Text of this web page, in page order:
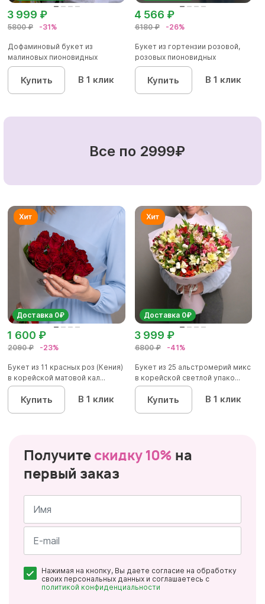
5800 ₽ -31%
3 999 ₽
Дофаминовый букет из
малиновых пионовидных
кустовых роз...
Купить В 1 клик
6180 ₽ -26%
4 566 ₽
Букет из гортензии розовой,
розовых пионовидных
кустовы...
Купить В 1 клик
Все по 2999₽
Доставка 0₽
2090 ₽ -23%
1 600 ₽
Букет из 11 красных роз (Кения)
в корейской матовой кал...
Купить В 1 клик
Доставка 0₽
6800 ₽ -41%
3 999 ₽
Букет из 25 альстромерий микс
в корейской светлой упако...
Купить В 1 клик
Получите скидку 10% на
первый заказ
Имя
*
Нажимая на кнопку, Вы даете согласие на обработку
своих персональных данных и соглашаетесь с
политикой конфиденциальности